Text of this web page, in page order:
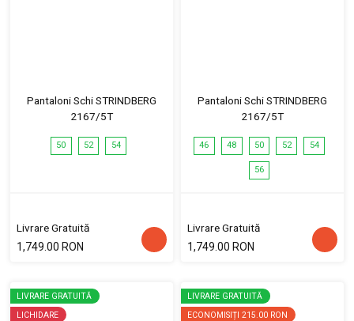
Pantaloni Schi STRINDBERG
2167/5T
50 52 54
Livrare Gratuită
1,749.00 RON
Pantaloni Schi STRINDBERG
2167/5T
46 48 50 52 54
56
Livrare Gratuită
1,749.00 RON
LIVRARE GRATUITĂ
LICHIDARE
LIVRARE GRATUITĂ
ECONOMISIȚI 215.00 RON